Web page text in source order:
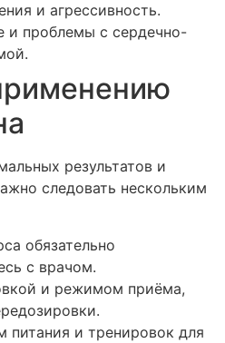
и агрессивность.
и проблемы с сердечно-
результатов и
следовать нескольким
обязательно
с врачом.
и режимом приёма,
и тренировок для